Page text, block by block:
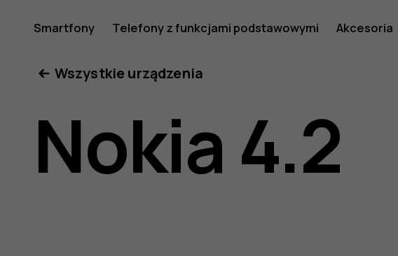
Nokia
4.2
—
Smartfony Telefony z funkcjami podstawowymi Akcesoria
Wszystkie urządzenia
Nokia 4.2